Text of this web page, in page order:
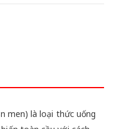
men) là loại thức uống